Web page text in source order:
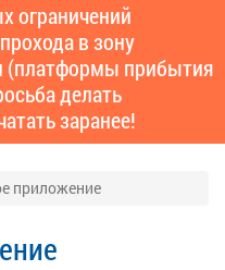
ограничений
в зону
(платформы прибытия
делать
заранее!
приложение